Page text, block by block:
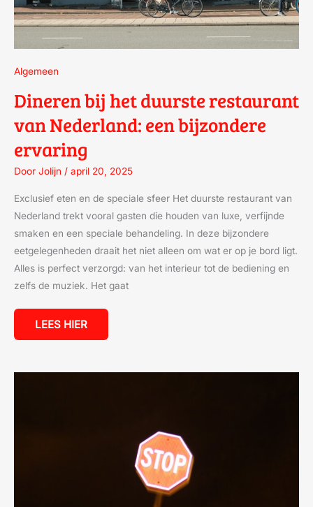
Algemeen
Dineren bij het duurste restaurant
van Nederland: een bijzondere
ervaring
Door Jolijn / april 20, 2025
Exclusief eten en de speciale sfeer Het duurste restaurant van
Nederland trekt vooral gasten die houden van luxe, verfijnde
smaken en een speciale behandeling. In deze bijzondere
eetgelegenheden draait het niet alleen om wat er op je bord ligt.
Alles is perfect verzorgd: van het interieur tot de bediening en
zelfs de muziek. Het gaat
LEES HIER
HET